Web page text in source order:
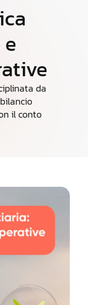
da
il conto